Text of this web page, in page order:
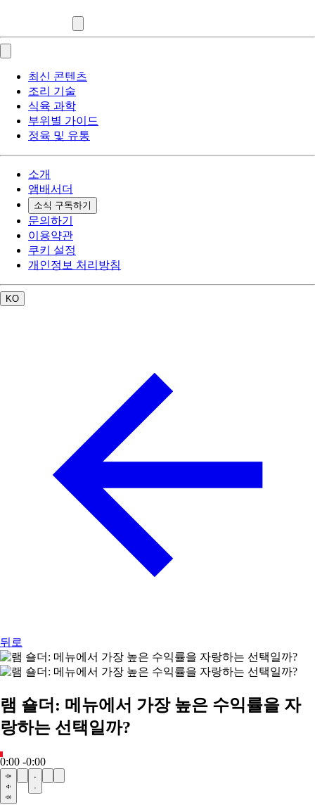
최신 콘텐츠
조리 기술
식육 과학
부위별 가이드
정육 및 유통
소개
앰배서더
소식 구독하기
문의하기
이용약관
쿠키 설정
개인정보 처리방침
KO
뒤로
램 숄더: 메뉴에서 가장 높은 수익률을 자
랑하는 선택일까?
0:00 -0:00